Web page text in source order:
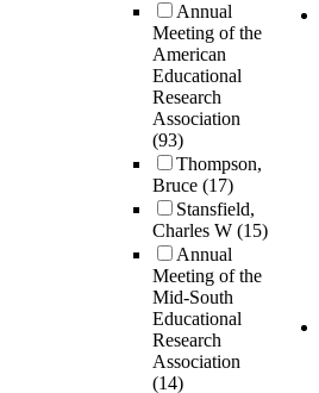
Annual
Meeting of the
American
Educational
Research
Association
(93)
Thompson,
Bruce (17)
Stansfield,
Charles W (15)
Annual
Meeting of the
Mid-South
Educational
Research
Association
(14)